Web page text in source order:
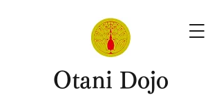
​Otani Dojo